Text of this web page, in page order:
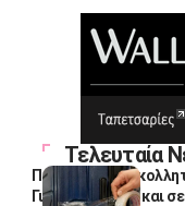
Τελευταία
Πολλοί βάζουν
Γιατί το κάνουν και